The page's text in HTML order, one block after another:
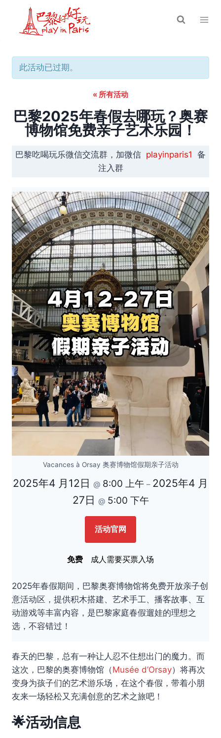
此活动已过期。
« 所有活动
巴黎2025年春假去哪玩？奥赛
博物馆免费亲子艺术乐园！
巴黎吃喝玩乐微信交流群，加微信 playinparis1 备
注入群
Vacances à Orsay 奥赛博物馆假期亲子活动
2025年4 月12日 @ 8:00 上午 – 2025年4 月
27日 @ 5:00 下午
活动官网
免费 成人需要买票入场
2025年春假期间，巴黎奥赛博物馆将免费开放亲子创
意活动区，提供积木搭建、艺术手工、播客故事、互
动游戏等丰富内容，是巴黎家庭春假遛娃的理想之
选，不容错过！
春天的巴黎，总有一种让人忍不住想出门的魔力。而
这次，巴黎的奥赛博物馆（Musée d’Orsay）将再次
变身为孩子们的艺术游乐场，在这个春假，带着小朋
友来一场轻松又充满创意的艺术之旅吧！
🌟活动信息